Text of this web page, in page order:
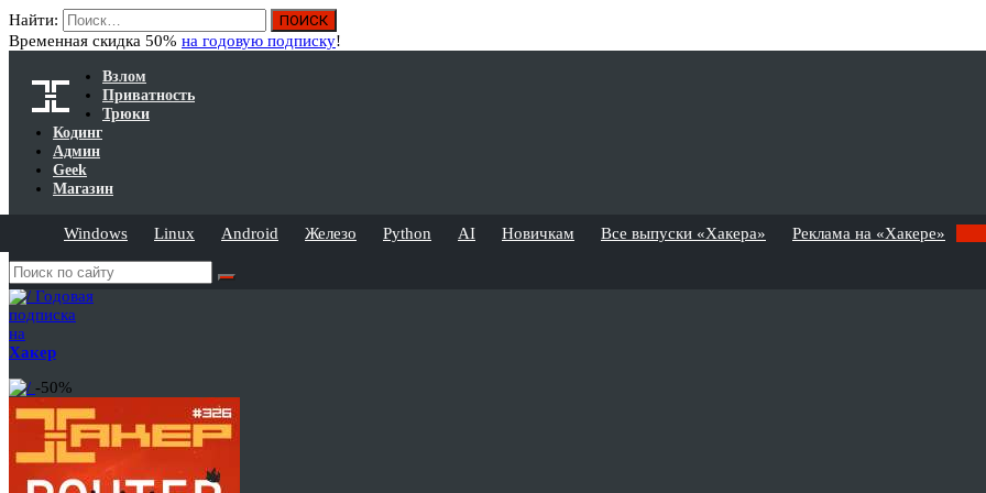
Найти:
Временная скидка 50% на годовую подписку!
Взлом
Приватность
Трюки
Кодинг
Админ
Geek
Магазин
Windows Linux Android Железо Python AI Новичкам Все выпуски «Хакера» Реклама на «Хакере»
Годовая
подписка
на
Хакер
-50%